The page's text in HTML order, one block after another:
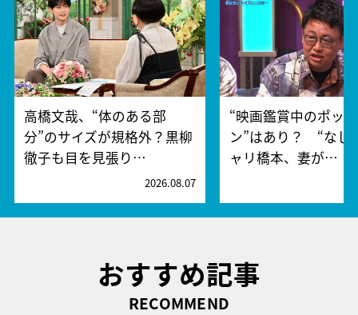
高橋文哉、“体のある部
分”のサイズが規格外？黒柳
徹子も目を見張り…
2026.08.07
“映画鑑賞中のポッ
ン”はあり？ “なし
ャリ橋本、妻が…
おすすめ記事
RECOMMEND